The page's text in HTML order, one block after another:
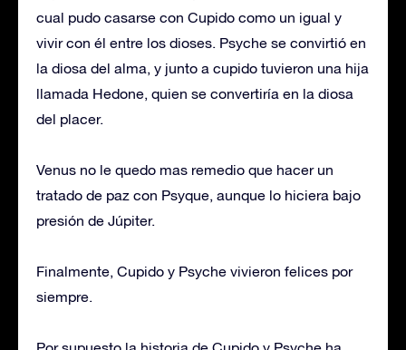
cual pudo casarse con Cupido como un igual y
vivir con él entre los dioses. Psyche se convirtió en
la diosa del alma, y junto a cupido tuvieron una hija
llamada Hedone, quien se convertiría en la diosa
del placer.
Venus no le quedo mas remedio que hacer un
tratado de paz con Psyque, aunque lo hiciera bajo
presión de Júpiter.
Finalmente, Cupido y Psyche vivieron felices por
siempre.